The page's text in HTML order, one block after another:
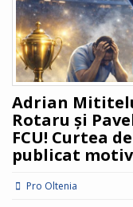
Adrian
Rotaru și
FCU! Curtea
publicat
Pro Oltenia